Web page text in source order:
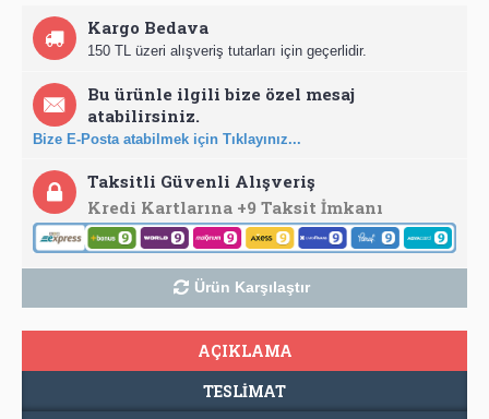
Kargo Bedava
150 TL üzeri alışveriş tutarları için geçerlidir.
Bu ürünle ilgili bize özel mesaj
atabilirsiniz.
Bize E-Posta atabilmek için Tıklayınız...
Taksitli Güvenli Alışveriş
Kredi Kartlarına +9 Taksit İmkanı
Ürün Karşılaştır
AÇIKLAMA
TESLIMAT